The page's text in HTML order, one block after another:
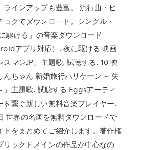
ラインアップも豊富。 流行曲・ヒ
ョクでダウンロード。シングル・
駆ける」の音楽ダウンロード
アプリ対応）. 夜に駆ける 映画
スマンJP」主題歌. 試聴する. 10 映
んちゃん 新婚旅行ハリケーン ～失
」主題歌. 試聴する Eggsアーティ
を繋ぐ新しい無料音楽プレイヤー.
世界の名画を無料ダウンロードで
トをまとめてご紹介します。著作権
リックドメインの作品が中心なの